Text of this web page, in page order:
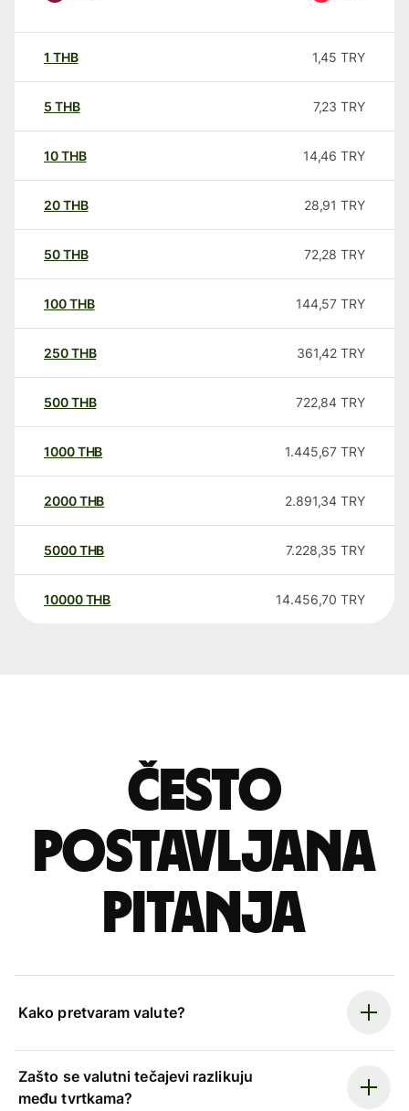
1 THB 1,45 TRY
5 THB 7,23 TRY
10THB 14,46 TRY
20THB 28,91 TRY
50THB 72,28 TRY
100THB 144,57 TRY
250THB 361,42 TRY
500THB 722,84 TRY
1000THB 1.445,67 TRY
2000THB 2.891,34 TRY
5000THB 7.228,35 TRY
10000 THB 14.456,70 TRY
Često
postavljana
pitanja
Kako pretvaram valute?
Zašto se valutni tečajevi razlikuju
među tvrtkama?